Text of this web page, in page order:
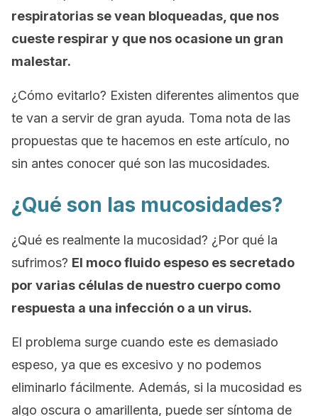
respiratorias se vean bloqueadas, que nos
cueste respirar y que nos ocasione un gran
malestar.
¿Cómo evitarlo? Existen diferentes alimentos que
te van a servir de gran ayuda. Toma nota de las
propuestas que te hacemos en este artículo, no
sin antes conocer qué son las mucosidades.
¿Qué son las mucosidades?
¿Qué es realmente la mucosidad? ¿Por qué la
sufrimos? El moco fluido espeso es secretado
por varias células de nuestro cuerpo como
respuesta a una infección o a un virus.
El problema surge cuando este es demasiado
espeso, ya que es excesivo y no podemos
eliminarlo fácilmente. Además, si la mucosidad es
algo oscura o amarillenta, puede ser síntoma de